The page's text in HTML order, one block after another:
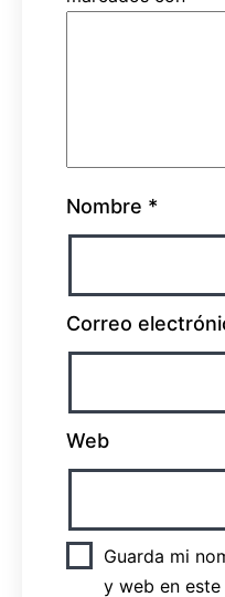
Nombre *
Correo
Web
Guarda mi
y web en